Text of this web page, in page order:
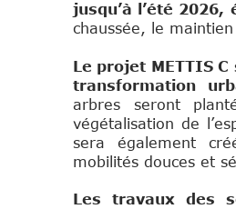
jusqu’à l’été
chaussée, le
Le projet METTIS
transformation
arbres seront
végétalisation de
sera également
mobilités douces et
Les travaux des